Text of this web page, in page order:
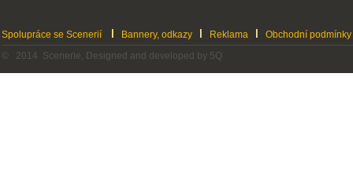
Spolupráce se Scenerií Bannery, odkazy Reklama
Obchodní podmínky
© 2014 Scenerie, Designed and developed by 5Q